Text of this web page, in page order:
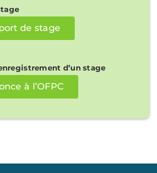
de stage
d’un stage
à l’OFPC